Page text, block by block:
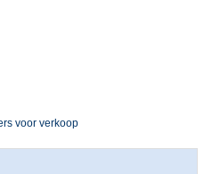
voor verkoop